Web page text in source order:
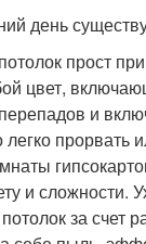
день
прост
цвет,
и
легко прорвать
и сложности.
за счет